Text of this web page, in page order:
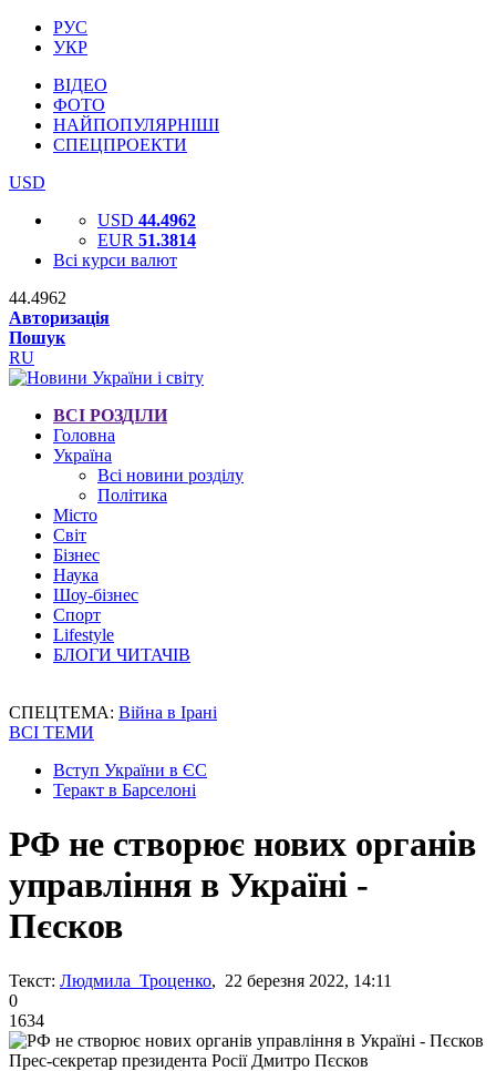
РУС
УКР
ВІДЕО
ФОТО
НАЙПОПУЛЯРНІШІ
СПЕЦПРОЕКТИ
USD
USD 44.4962
EUR 51.3814
Всі курси валют
44.4962
Авторизація
Пошук
RU
ВСІ РОЗДІЛИ
Головна
Україна
Всі новини розділу
Політика
Місто
Світ
Бізнес
Наука
Шоу-бізнес
Спорт
Lifestyle
БЛОГИ ЧИТАЧІВ
СПЕЦТЕМА: Війна в Ірані
ВСІ ТЕМИ
Вступ України в ЄС
Теракт в Барселоні
РФ не створює нових органів
управління в Україні -
Пєсков
Текст: Людмила Троценко, 22 березня 2022, 14:11
0
1634
Прес-секретар президента Росії Дмитро Пєсков